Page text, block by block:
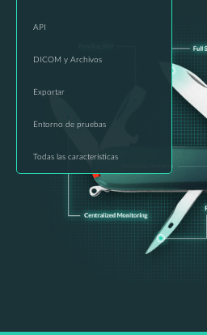
API
DICOM y Archivos
Exportar
Entorno de pruebas
Todas las características